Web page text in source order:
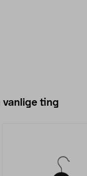
vanlige ting